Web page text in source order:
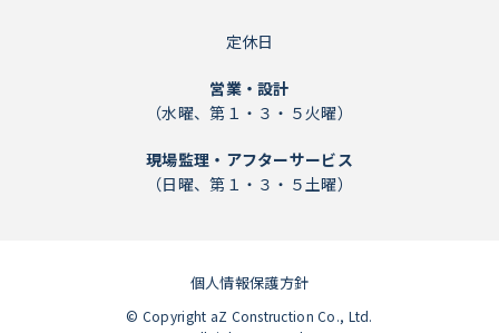
定休日
営業・設計
（水曜、第１・３・５火曜）
現場監理・アフターサービス
（日曜、第１・３・５土曜）
個人情報保護方針
© Copyright aZ Construction Co., Ltd.